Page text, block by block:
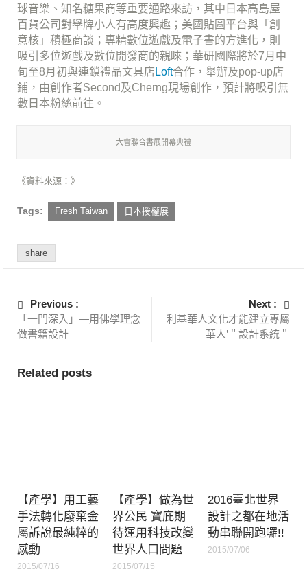
球音樂、知名糖果商等重要通路來訪，其中日本高島屋
百貨公司對舉牌小人有高度興趣；美國貼圖平台與「創
意核」積極商談；專精數位遊戲及電子書的方進化，則
吸引多位遊戲及數位開發商的親睞；華研國際將於7月中
旬至8月初與連鎖禮品文具店 Loft合作，舉辦及pop-up店
鋪，由創作者Second及Cherng現場創作，預計將吸引無
數日本粉絲前往。
大會聯合書展開幕典禮
《資料來源：》
Tags: Fresh Taiwan 日本授權展
share
Previous :
「一門深入」—用佛學理念
做書籍設計
Next :
利基華人文化才能建立專屬
華人’＂設計系統＂
Related posts
【產學】用工藝
手法轉化廢棄金
屬訴說最純粹的
感動
2015/07/16
【產學】做為世
界公民 寶庇期
待運用科技改變
世界人口問題
2015/07/15
2016臺北世界
設計之都在地活
動串聯開跑囉!!
2015/07/06